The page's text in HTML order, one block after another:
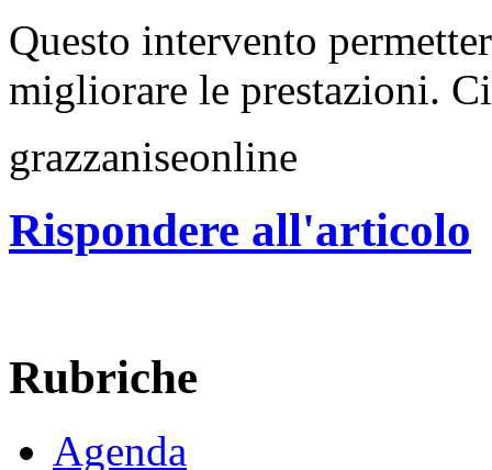
Questo intervento
migliorare le prestazioni.
grazzaniseonline
Rispondere all'articolo
Rubriche
Agenda